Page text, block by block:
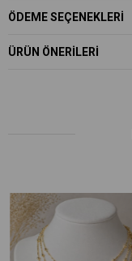
ÖDEME SEÇENEKLERI
ÜRÜN ÖNERILERI